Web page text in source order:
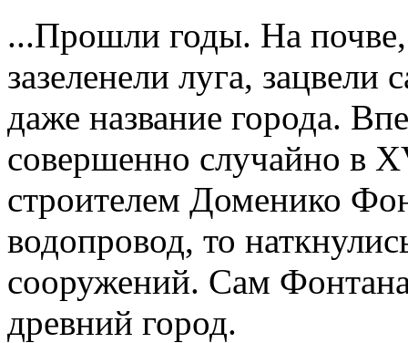
...Прошли годы. На
зазеленели луга,
даже название города.
совершенно случайно в
строителем Доменико
водопровод, то
сооружений. Сам
древний город.